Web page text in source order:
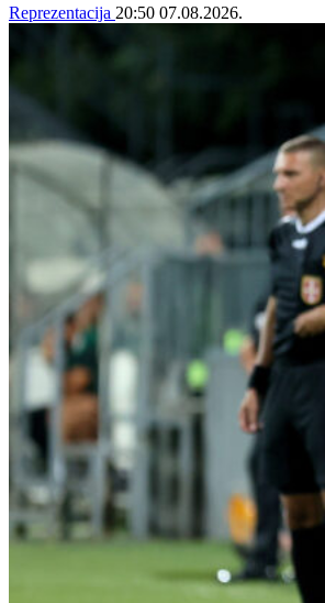
Reprezentacija 20:50 07.08.2026.